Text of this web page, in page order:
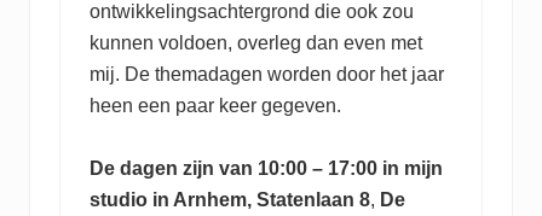
ontwikkelingsachtergrond die ook zou
kunnen voldoen, overleg dan even met
mij. De themadagen worden door het jaar
heen een paar keer gegeven.
De dagen zijn van 10:00 – 17:00 in mijn
studio in Arnhem, Statenlaan 8, De